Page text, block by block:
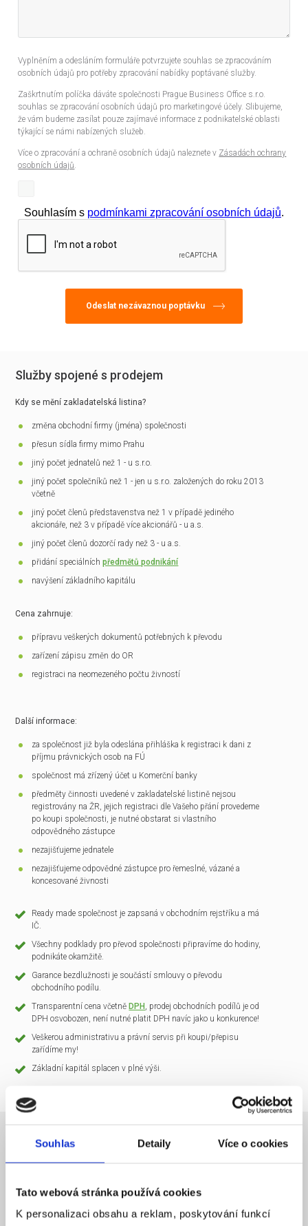
Souhlas Detaily Více o cookies
Tato webová stránka používá cookies
K personalizaci obsahu a reklam, poskytování funkcí
Vyplněním a odesláním formuláře potvrzujete souhlas se zpracováním
osobních údajů pro potřeby zpracování nabídky poptávané služby.
Zaškrtnutím políčka dáváte společnosti Prague Business Office s.r.o.
souhlas se zpracování osobních údajů pro marketingové účely. Slibujeme,
že vám budeme zasílat pouze zajímavé informace z podnikatelské oblasti
týkající se námi nabízených služeb.
Více o zpracování a ochraně osobních údajů naleznete v Zásadách ochrany
osobních údajů.
Souhlasím s podmínkami zpracování osobních údajů.
Služby spojené s prodejem
Kdy se mění zakladatelská listina?
změna obchodní firmy (jména) společnosti
přesun sídla firmy mimo Prahu
jiný počet jednatelů než 1 - u s.r.o.
jiný počet společníků než 1 - jen u s.r.o. založených do roku 2013
včetně
jiný počet členů představenstva než 1 v případě jediného
akcionáře, než 3 v případě více akcionářů - u a.s.
jiný počet členů dozorčí rady než 3 - u a.s.
přidání speciálníchpředmětů podnikání
navýšení základního kapitálu
Cena zahrnuje:
přípravu veškerých dokumentů potřebných k převodu
zařízení zápisu změn do OR
registraci na neomezeného počtu živností
Další informace:
za společnost již byla odeslána přihláška k registraci k dani z
příjmu právnických osob na FÚ
společnost má zřízený účet u Komerční banky
předměty činnosti uvedené v zakladatelské listině nejsou
registrovány na ŽR, jejich registraci dle Vašeho přání provedeme
po koupi společnosti, je nutné obstarat si vlastního
odpovědného zástupce
nezajišťujeme jednatele
nezajišťujeme odpovědné zástupce pro řemeslné, vázané a
koncesované živnosti
Ready made společnost je zapsaná v obchodním rejstříku a má
IČ.
Všechny podklady pro převod společnosti připravíme do hodiny,
podnikáte okamžitě.
Garance bezdlužnosti je součástí smlouvy o převodu
obchodního podílu.
Transparentní cena včetně DPH , prodej obchodních podílů je od
DPH osvobozen, není nutné platit DPH navíc jako u konkurence!
Veškerou administrativu a právní servis při koupi/přepisu
zařídíme my!
Základní kapitál splacen v plné výši.
KAPITÁL
SÍDLO Praha 1